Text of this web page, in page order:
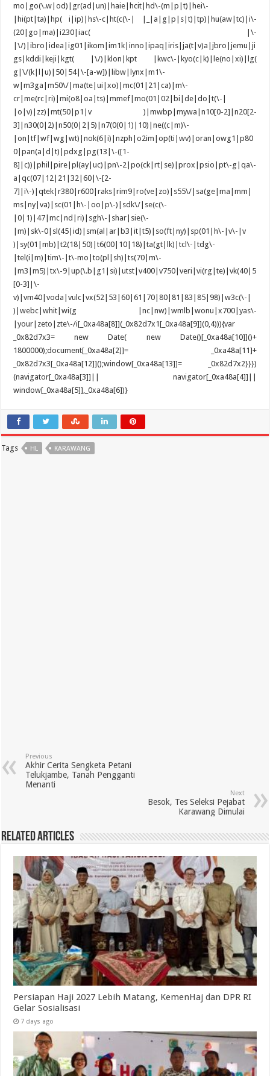
Tags HL KARAWANG
Previous
Akhir Cerita Sengketa Petani
Telukjambe, Tanah Pengganti
Menanti
Next
Besok, Tes Seleksi Pejabat
Karawang Dimulai
Related Articles
Persiapan Haji 2027 Lebih Matang, KemenHaj dan DPR RI
Gelar Sosialisasi
7 days ago